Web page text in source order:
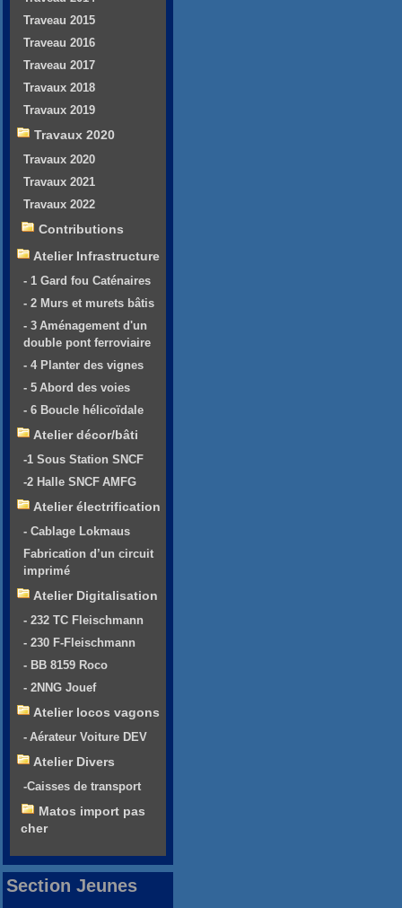
Traveau 2015
Traveau 2016
Traveau 2017
Travaux 2018
Travaux 2019
Travaux 2020
Travaux 2020
Travaux 2021
Travaux 2022
Contributions
Atelier Infrastructure
- 1 Gard fou Caténaires
- 2 Murs et murets bâtis
- 3 Aménagement d'un
double pont ferroviaire
- 4 Planter des vignes
- 5 Abord des voies
- 6 Boucle hélicoïdale
Atelier décor/bâti
-1 Sous Station SNCF
-2 Halle SNCF AMFG
Atelier électrification
- Cablage Lokmaus
Fabrication d’un circuit
imprimé
Atelier Digitalisation
- 232 TC Fleischmann
- 230 F-Fleischmann
- BB 8159 Roco
- 2NNG Jouef
Atelier locos vagons
- Aérateur Voiture DEV
Atelier Divers
-Caisses de transport
Matos import pas
cher
Section Jeunes